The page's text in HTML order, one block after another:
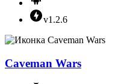
v1.2.6
Caveman Wars